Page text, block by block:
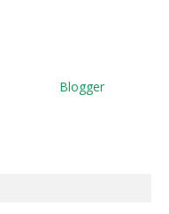
Blogger